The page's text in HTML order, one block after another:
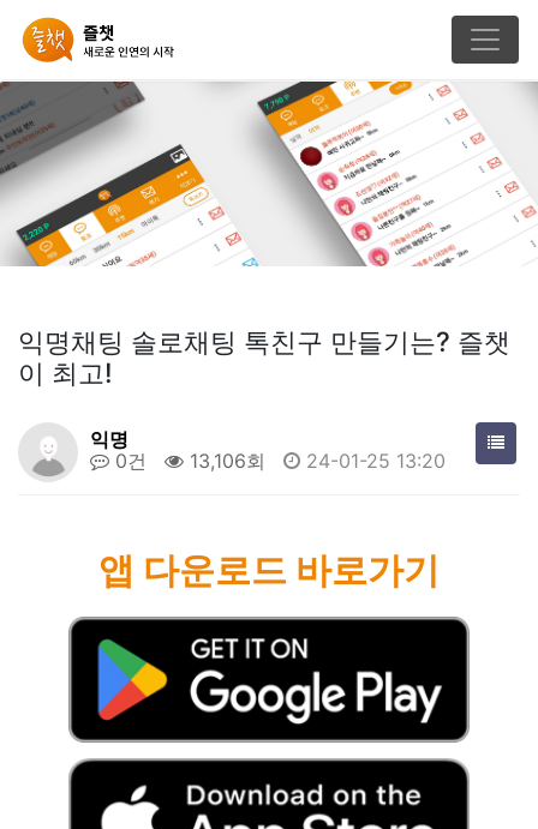
익명채팅 솔로채팅 톡친구 만들기는? 즐챗
이 최고!
익명
0건
13,106회 24-01-25 13:20
앱 다운로드 바로가기